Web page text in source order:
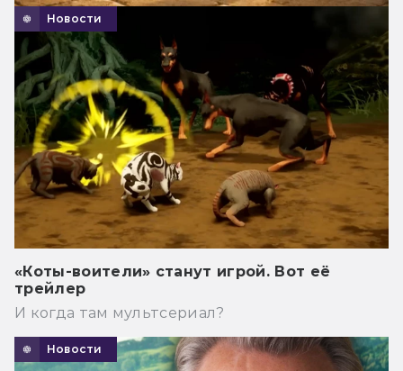
Новости
«Коты-воители» станут игрой. Вот её
трейлер
И когда там мультсериал?
Новости